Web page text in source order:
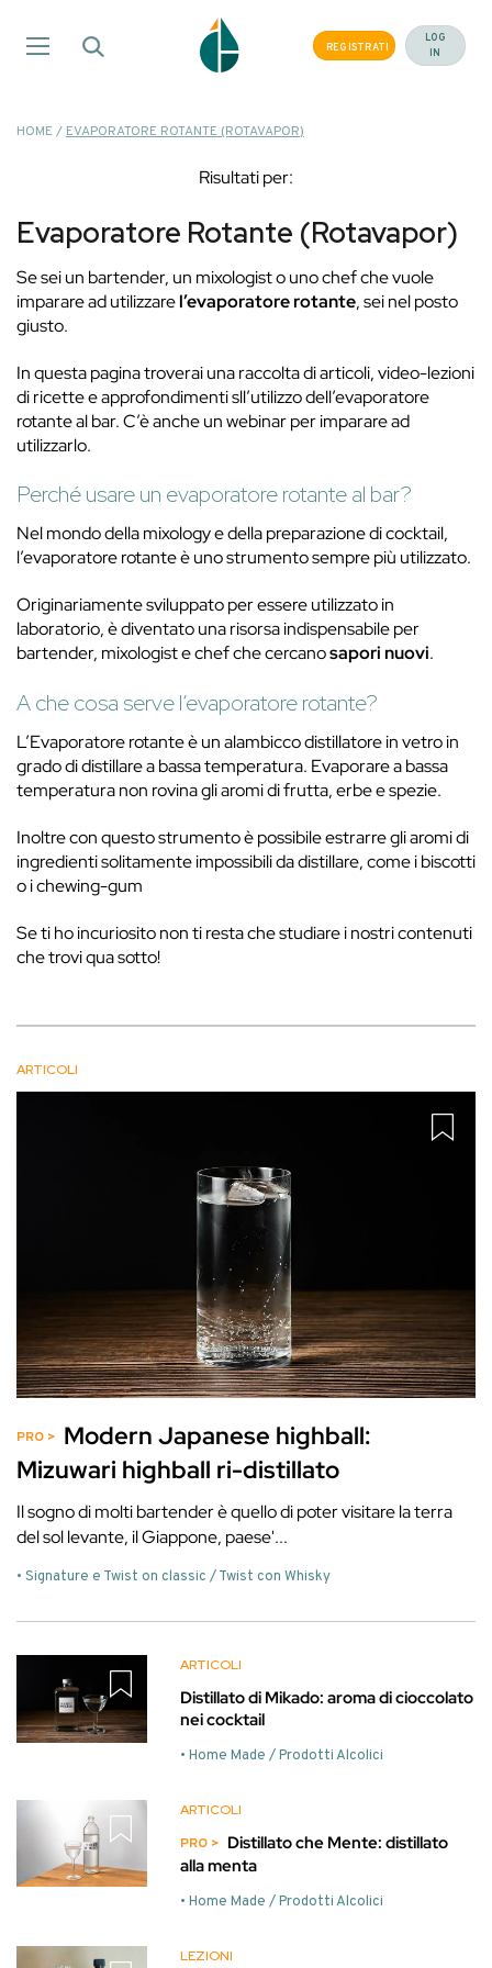
REGISTRATI
LOG
IN
HOME / EVAPORATORE ROTANTE (ROTAVAPOR)
Risultati per:
Evaporatore Rotante (Rotavapor)
Se sei un bartender, un mixologist o uno chef che vuole
imparare ad utilizzarel’evaporatore rotante, sei nel posto
giusto.
In questa pagina troverai una raccolta di articoli, video-lezioni
di ricette e approfondimenti sll’utilizzo dell’evaporatore
rotante al bar. C’è anche un webinar per imparare ad
utilizzarlo.
Perché usare un evaporatore rotante al bar?
Nel mondo della mixology e della preparazione di cocktail,
l’evaporatore rotante è uno strumento sempre più utilizzato.
Originariamente sviluppato per essere utilizzato in
laboratorio, è diventato una risorsa indispensabile per
bartender, mixologist e chef che cercanosapori nuovi.
A che cosa serve l’evaporatore rotante?
L’Evaporatore rotante è un alambicco distillatore in vetro in
grado di distillare a bassa temperatura. Evaporare a bassa
temperatura non rovina gli aromi di frutta, erbe e spezie.
Inoltre con questo strumento è possibile estrarre gli aromi di
ingredienti solitamente impossibili da distillare, come i biscotti
o i chewing-gum
Se ti ho incuriosito non ti resta che studiare i nostri contenuti
che trovi qua sotto!
ARTICOLI
Modern Japanese highball:
Mizuwari highball ri-distillato
Il sogno di molti bartender è quello di poter visitare la terra
del sol levante, il Giappone, paese'...
• Signature e Twist on classic / Twist con Whisky
ARTICOLI
Distillato di Mikado: aroma di cioccolato
nei cocktail
• Home Made / Prodotti Alcolici
ARTICOLI
Distillato che Mente: distillato
alla menta
• Home Made / Prodotti Alcolici
LEZIONI